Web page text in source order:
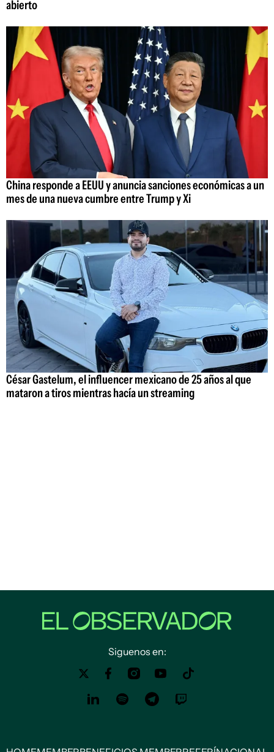
abierto
China responde a EEUU y anuncia sanciones económicas a un
mes de una nueva cumbre entre Trump y Xi
César Gastelum, el influencer mexicano de 25 años al que
mataron a tiros mientras hacía un streaming
Siguenos en: